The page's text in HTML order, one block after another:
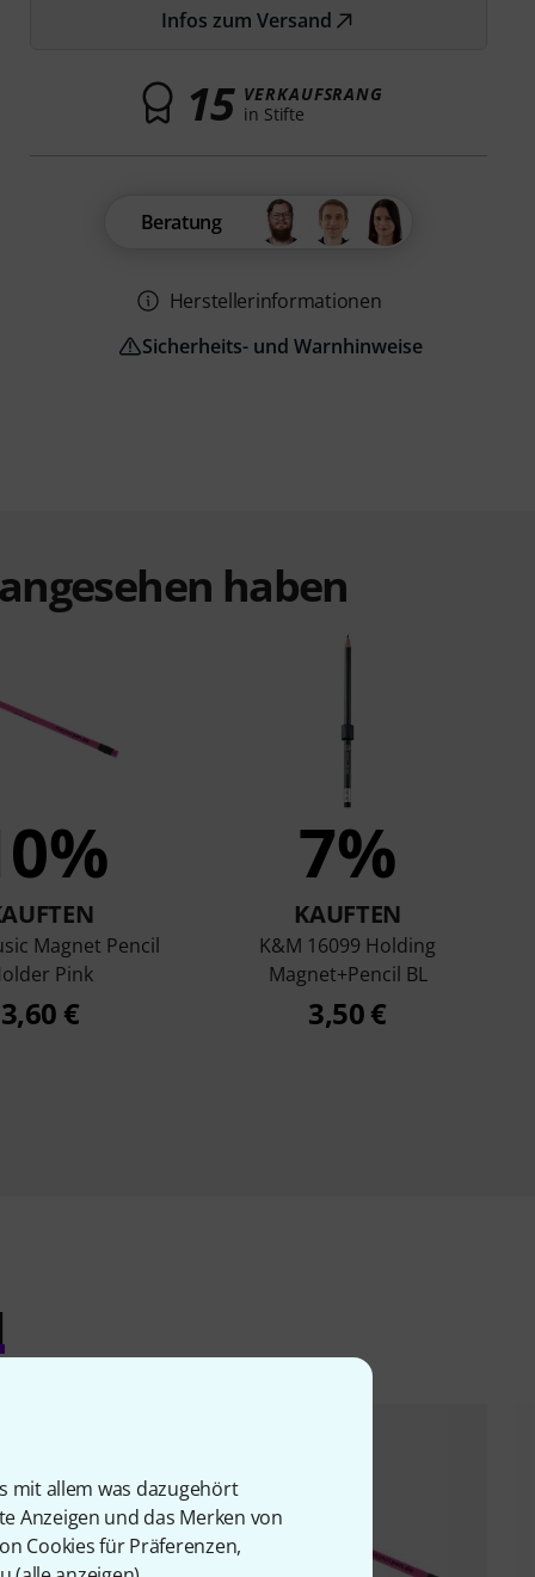
mit allem was dazugehört
Anzeigen und das Merken von
Cookies für Präferenzen,
Infos zum Versand
15 VERKAUFSRANG
in Stifte
Beratung
Herstellerinformationen
Sicherheits- und Warnhinweise
haben
Magnet Pencil
Pink
3,60 €
7%
KAUFTEN
K&M 16099 Holding
Magnet+Pencil BL
3,50 €